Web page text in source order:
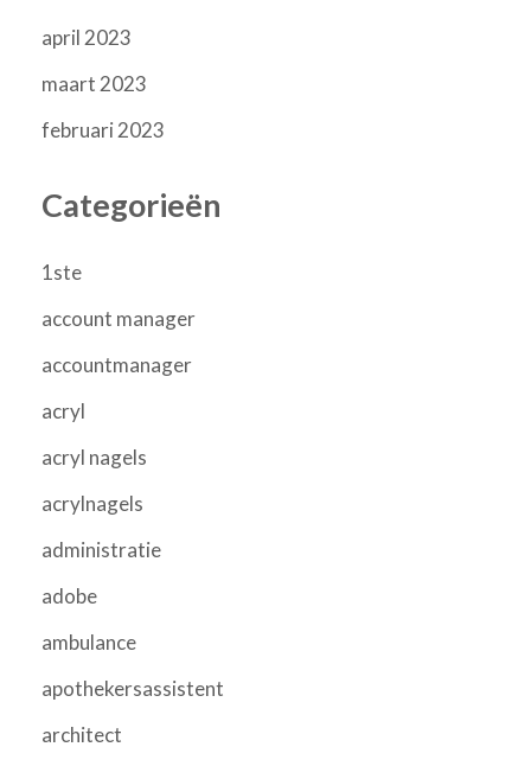
april 2023
maart 2023
februari 2023
Categorieën
1ste
account manager
accountmanager
acryl
acryl nagels
acrylnagels
administratie
adobe
ambulance
apothekersassistent
architect